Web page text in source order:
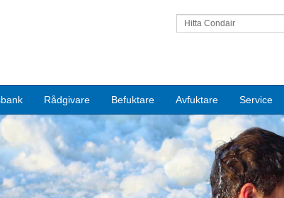
Hitta Condair
Rådgivare Befuktare Avfuktare Service